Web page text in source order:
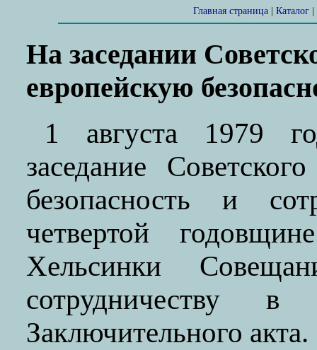
Главная страница Каталог
На заседании
европейскую
1 августа 1979
заседание
безопасность и
четвертой
Хельсинки
сотрудничеству
Заключительного акта.